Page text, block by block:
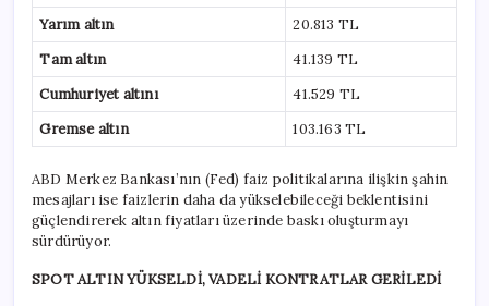
Yarım altın
20.813 TL
Tam altın
41.139 TL
Cumhuriyet altını
41.529 TL
Gremse altın
103.163 TL
ABD Merkez Bankası’nın (Fed) faiz politikalarına ilişkin şahin
mesajları ise faizlerin daha da yükselebileceği beklentisini
güçlendirerek altın fiyatları üzerinde baskı oluşturmayı
sürdürüyor.
SPOT ALTIN YÜKSELDİ, VADELİ KONTRATLAR GERİLEDİ